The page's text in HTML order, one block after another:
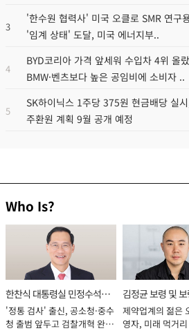
3
'한수원 협력사' 미국 오클로 SMR 연구
'임계 상태' 도달, 미국 에너지부..
4
BYD코리아 가격 앞세워 수입차 4위 올
BMW·벤츠보다 높은 공임비에 소비자 ..
5
SK하이닉스 1주당 375원 현금배당 실
주환원 계획 9월 공개 예정
Who Is?
한찬식 대통령실 민정수석비
서관
'정통 검사' 출신, 공소청·중수
청 출범 앞두고 검찰개혁 완수
김정균 보령 및
표이사 사장
제약업계의 젊은
영자, 미래 먹거